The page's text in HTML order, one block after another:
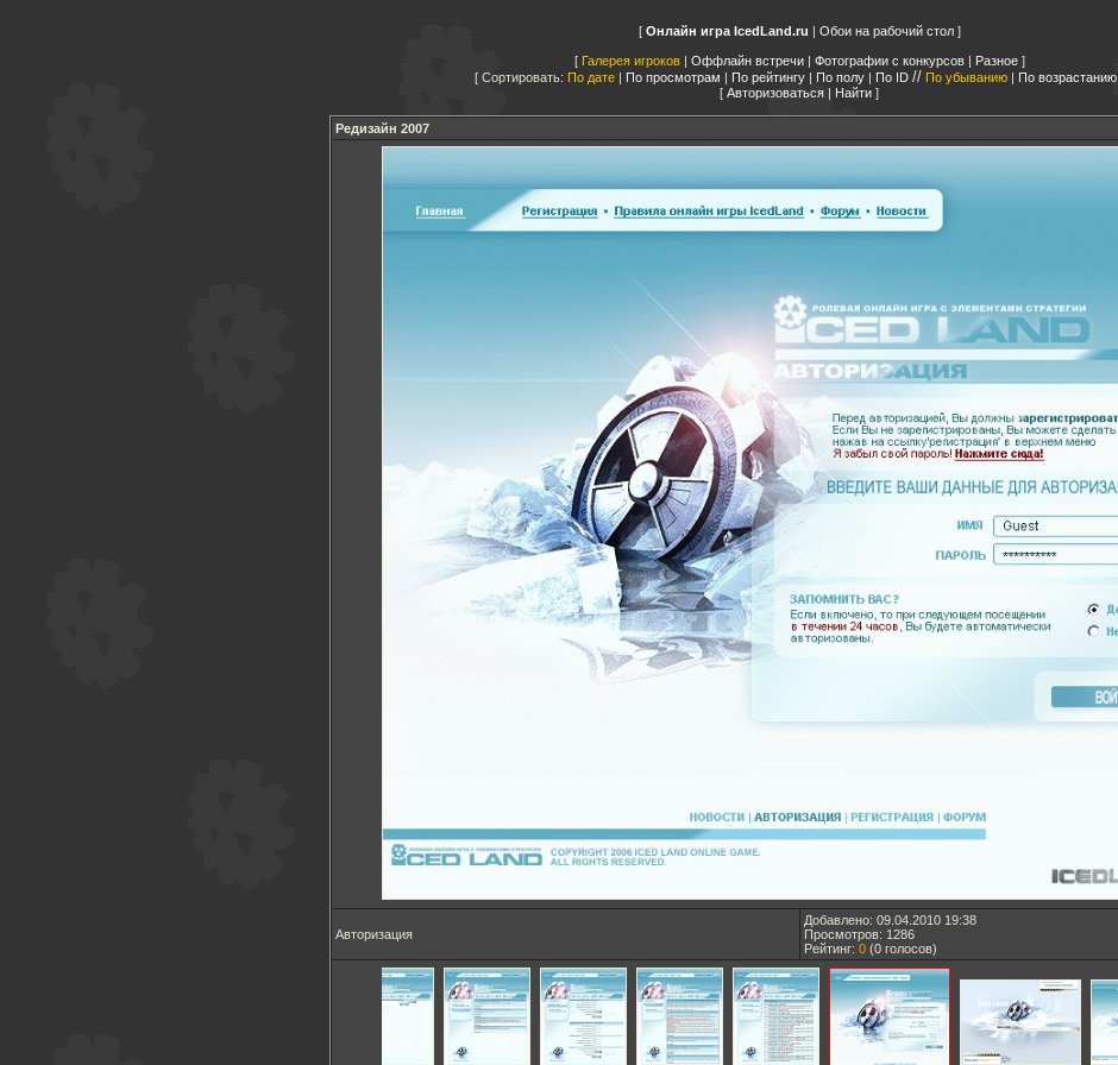
Онлайн игра IcedLand.ru | Обои на рабочий стол
Галерея игроков| Оффлайн встречи| Фотографии с конкурсов| Разное
Сортировать: По дате | По просмотрам | По рейтингу | По полу | По ID // По убыванию | По возрастанию
Авторизоваться | Найти
Редизайн 2007
Авторизация
Добавлено: 09.04.2010 19:38
Просмотров: 1286
Рейтинг: 0(0голосов)